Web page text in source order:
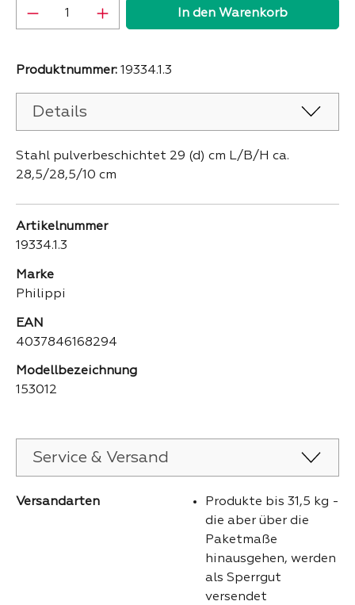
Produkt Anzahl: Gib den gewünschten
In den Warenkorb
Produktnummer: 19334.1.3
Details
Stahl pulverbeschichtet 29 (d) cm L/B/H ca.
28,5/28,5/10 cm
Artikelnummer
19334.1.3
Marke
Philippi
EAN
4037846168294
Modellbezeichnung
153012
Service & Versand
Versandarten
Produkte bis 31,5 kg -
die aber über die
Paketmaße
hinausgehen, werden
als Sperrgut
versendet